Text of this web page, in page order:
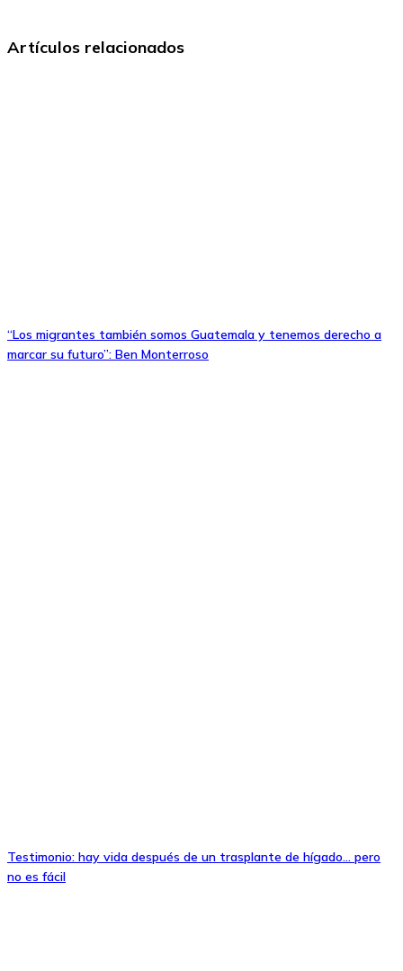
Artículos relacionados
“Los migrantes también somos Guatemala y tenemos derecho a
marcar su futuro”: Ben Monterroso
Testimonio: hay vida después de un trasplante de hígado… pero
no es fácil